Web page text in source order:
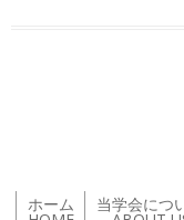
ホーム 当学会につ